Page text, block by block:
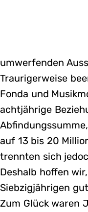
umwerfenden
Traurigerweise
Fonda und
achtjährige
auf 13 bis 20
trennten sich
Deshalb hoffen
Siebzigjährigen
Zum Glück waren